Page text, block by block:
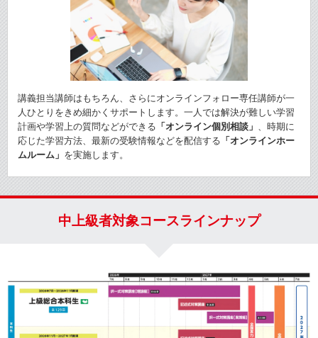
講義担当講師はもちろん、さらにオンラインフォロー専任講師が一
人ひとりをきめ細かくサポートします。一人では解決が難しい学習
計画や学習上の質問などができる 「オンライン個別相談」 、時期に
応じた学習方法、最新の受験情報などを配信する 「オンラインホー
ムルーム」 を実施します。
中上級者対象コースラインナップ